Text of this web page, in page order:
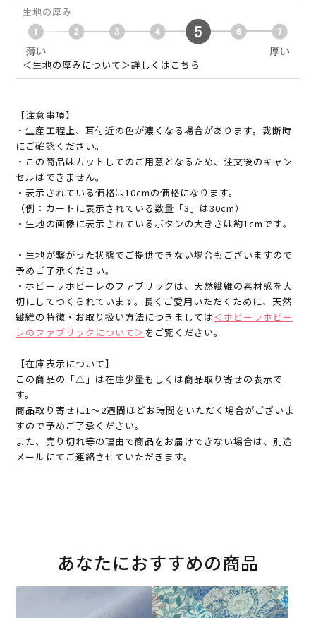
生地の厚み
＜生地の厚みについて＞詳しくはこちら
【注意事項】
・生産工程上、耳付近の色が濃くなる場合があります。裁断時
にご確認ください。
・この商品はカットしてのご用意となるため、注文後のキャン
セルはできません。
・表示されている価格は10cmの価格になります。
（例：カートに表示されている数量「3」は30cm）
・生地の画像に表示されているボタンの大きさは約1cmです。
・生地が繋がった状態でご提供できない場合もございますので
予めご了承ください。
・ホビーラホビーレのファブリックは、天然繊維の素材感を大
切にしてつくられています。長くご愛用いただくために、天然
繊維の特徴・お取り扱い方法につきましては＜ホビーラホビー
レのファブリックについて＞ をご覧ください。
【在庫表示について】
この商品の「△」は在庫少量もしくは商品取り寄せの表示で
す。
商品取り寄せに1～2週間ほどお時間をいただく場合がございま
すので予めご了承ください。
また、売り切れ等の理由で商品をお届けできない場合は、別途
メールにてご連絡させていただきます。
あなたにおすすめの商品